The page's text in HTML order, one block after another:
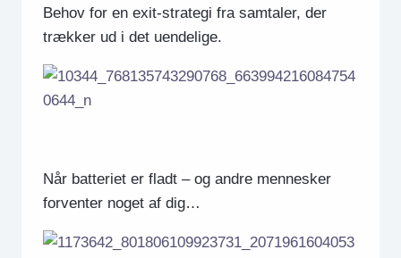
Behov for en exit-strategi fra samtaler, der
trækker ud i det uendelige.
Når batteriet er fladt – og andre mennesker
forventer noget af dig…